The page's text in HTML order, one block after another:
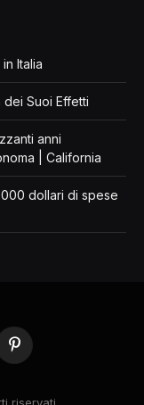
Italia
Suoi Effetti
anni
| California
dollari di spese
Pinterest
riservati